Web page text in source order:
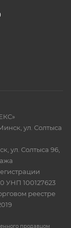
ул. Солтыса
ул. Солтыса 96,
УНП 100127623
реестре
продавцом